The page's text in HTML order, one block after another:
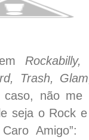
Trash,
não me
seja o Rock
Amigo”: